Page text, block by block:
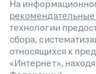
На
рекомендательные
технологии
сбора,
относящихся к
«Интернет»,